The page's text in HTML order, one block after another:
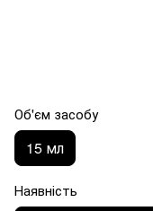
Об'єм засобу
15 мл
Наявність